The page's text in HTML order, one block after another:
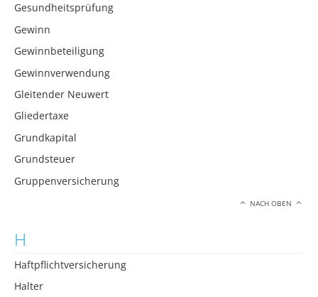
Gesundheitsprüfung
Gewinn
Gewinnbeteiligung
Gewinnverwendung
Gleitender Neuwert
Gliedertaxe
Grundkapital
Grundsteuer
Gruppenversicherung
NACH OBEN
H
Haftpflichtversicherung
Halter